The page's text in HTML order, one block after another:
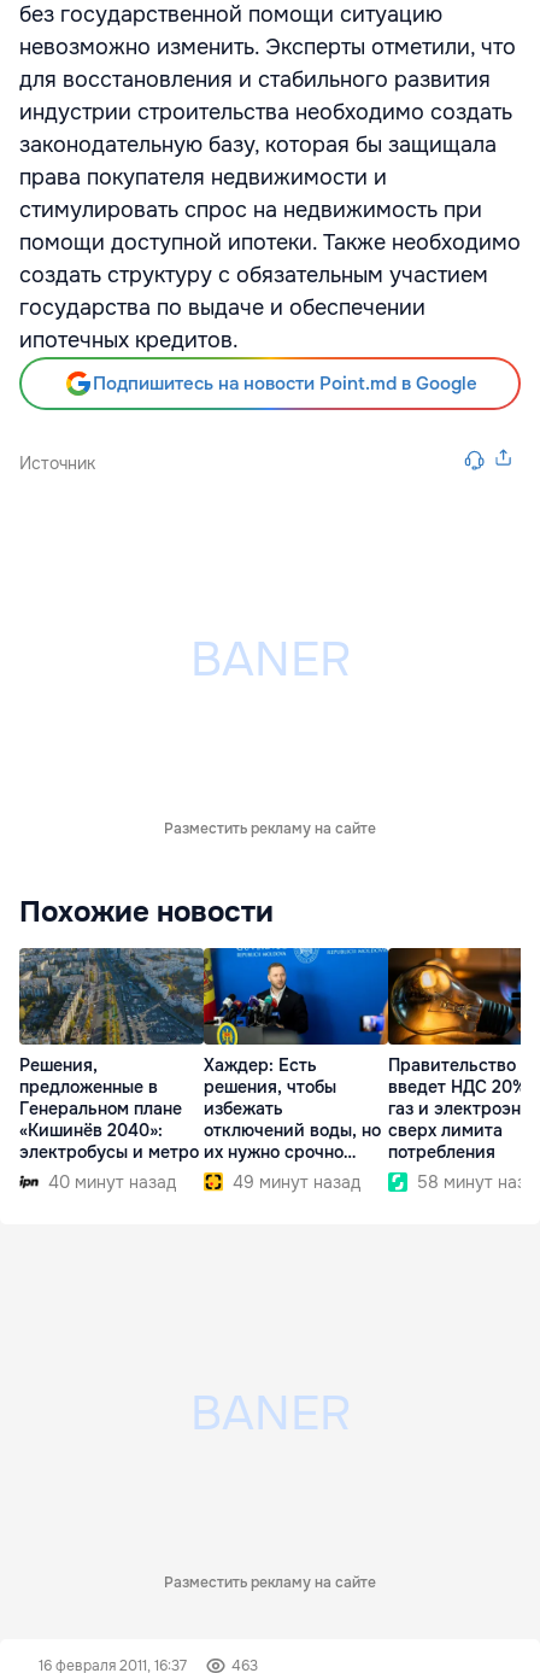
без государственной помощи ситуацию
невозможно изменить. Эксперты отметили, что
для восстановления и стабильного развития
индустрии строительства необходимо создать
законодательную базу, которая бы защищала
права покупателя недвижимости и
стимулировать спрос на недвижимость при
помощи доступной ипотеки. Также необходимо
создать структуру с обязательным участием
государства по выдаче и обеспечении
ипотечных кредитов.
Подпишитесь на новости Point.md в Google
Источник
Разместить рекламу на сайте
Похожие новости
Решения,
предложенные в
Генеральном плане
«Кишинёв 2040»:
электробусы и метро
40 минут назад
Хаждер: Есть
решения, чтобы
избежать
отключений воды, но
их нужно срочно
внедрить
49 минут назад
Правительство
введет НДС 20%
газ и
сверх лимита
потребления
58 минут
Разместить рекламу на сайте
16 февраля 2011, 16:37 463